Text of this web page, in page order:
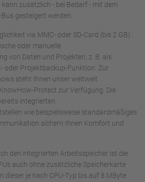
zusätzlich - bei Bedarf - mit dem
gesteigert werden.
via MMC- oder SD-Card (bis 2 GB)
oder manuelle
von Daten und Projekten, z. B. als
oder Projektbackup-Funktion. Zur
steht Ihnen unser weltweit
Protect zur Verfügung. Die
integrierten
wie beispielsweise standardmäßiges
sichern Ihnen Komfort und
den integrierten Arbeitsspeicher ist der
auch ohne zusätzliche Speicherkarte
dieser je nach CPU-Typ bis auf 8 MByte